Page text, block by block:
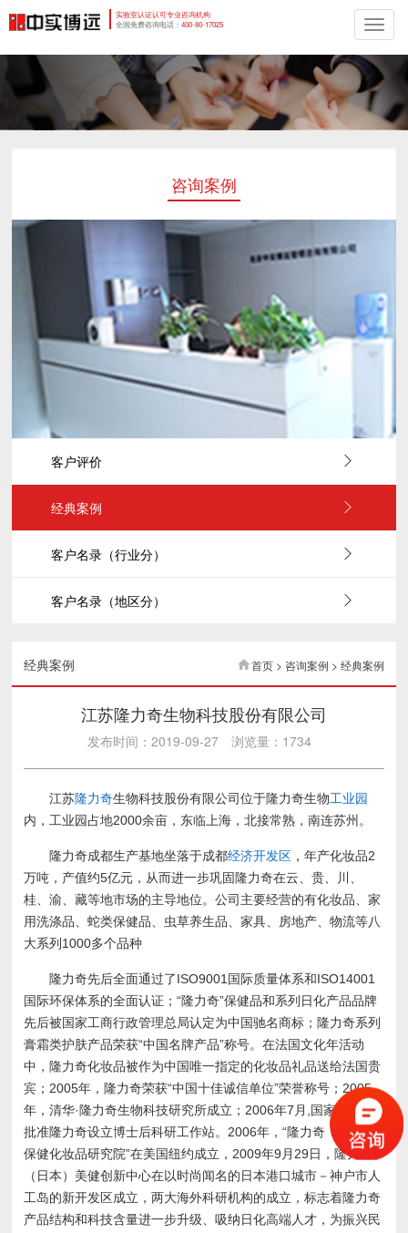
切
换
导
航
实验室认证认可专业咨询机构
全国免费咨询电话： 400-80-17025
咨询案例
客户评价
经典案例
客户名录（行业分）
客户名录（地区分）
经典案例 首页 > 咨询案例 > 经典案例
江苏隆力奇生物科技股份有限公司
发布时间：2019-09-27 浏览量：1734
江苏隆力奇生物科技股份有限公司位于隆力奇生物工业园
内，工业园占地2000余亩，东临上海，北接常熟，南连苏州。
隆力奇成都生产基地坐落于成都经济开发区 ，年产化妆品2
万吨，产值约5亿元，从而进一步巩固隆力奇在云、贵、川、
桂、渝、藏等地市场的主导地位。公司主要经营的有化妆品、家
用洗涤品、蛇类保健品、虫草养生品、家具、房地产、物流等八
大系列1000多个品种
隆力奇先后全面通过了ISO9001国际质量体系和ISO14001
国际环保体系的全面认证；“隆力奇”保健品和系列日化产品品牌
先后被国家工商行政管理总局认定为中国驰名商标；隆力奇系列
膏霜类护肤产品荣获“中国名牌产品”称号。在法国文化年活动
中，隆力奇化妆品被作为中国唯一指定的化妆品礼品送给法国贵
宾；2005年，隆力奇荣获“中国十佳诚信单位”荣誉称号；2005
年，清华·隆力奇生物科技研究所成立；2006年7月,国家人事部
批准隆力奇设立博士后科研工作站。2006年，“隆力奇（美国）
保健化妆品研究院”在美国纽约成立，2009年9月29日，隆力奇
（日本）美健创新中心在以时尚闻名的日本港口城市－神户市人
工岛的新开发区成立，两大海外科研机构的成立，标志着隆力奇
产品结构和科技含量进一步升级、吸纳日化高端人才，为振兴民